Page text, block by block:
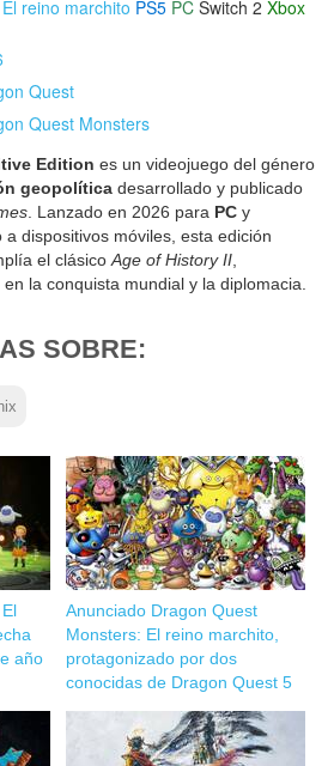
reino marchito PS5 PC Switch 2 Xbox
Quest
Quest Monsters
Edition es un videojuego del género
geopolítica desarrollado y publicado
. Lanzado en 2026 para PC y
dispositivos móviles, esta edición
el clásicoAge of History II
la conquista mundial y la diplomacia.
SOBRE:
año
Anunciado Dragon Quest
Monsters: El reino marchito,
protagonizado por dos
conocidas de Dragon Quest 5